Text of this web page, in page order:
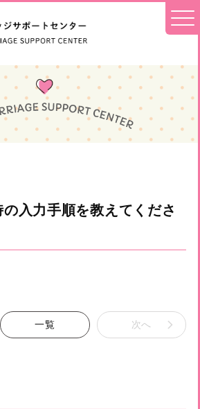
入力手順を教えてくださ
一覧 次へ